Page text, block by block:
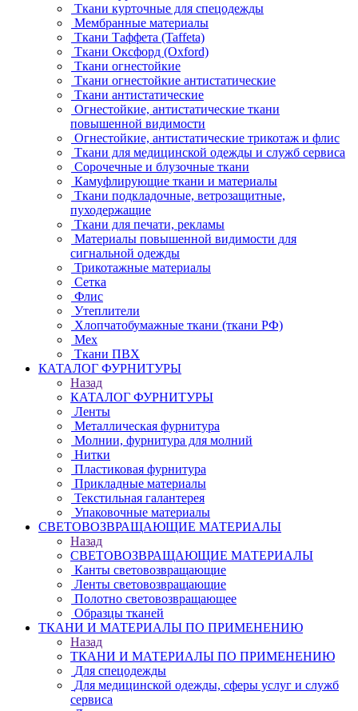
Ткани курточные для спецодежды
Мембранные материалы
Ткани Таффета (Taffeta)
Ткани Оксфорд (Oxford)
Ткани огнестойкие
Ткани огнестойкие антистатические
Ткани антистатические
Огнестойкие, антистатические ткани
повышенной видимости
Огнестойкие, антистатические трикотаж и флис
Ткани для медицинской одежды и служб сервиса
Сорочечные и блузочные ткани
Камуфлирующие ткани и материалы
Ткани подкладочные, ветрозащитные,
пуходержащие
Ткани для печати, рекламы
Материалы повышенной видимости для
сигнальной одежды
Трикотажные материалы
Сетка
Флис
Утеплители
Хлопчатобумажные ткани (ткани РФ)
Мех
Ткани ПВХ
КАТАЛОГ ФУРНИТУРЫ
Назад
КАТАЛОГ ФУРНИТУРЫ
Ленты
Металлическая фурнитура
Молнии, фурнитура для молний
Нитки
Пластиковая фурнитура
Прикладные материалы
Текстильная галантерея
Упаковочные материалы
СВЕТОВОЗВРАЩАЮЩИЕ МАТЕРИАЛЫ
Назад
СВЕТОВОЗВРАЩАЮЩИЕ МАТЕРИАЛЫ
Канты световозвращающие
Ленты световозвращающие
Полотно световозвращающее
Образцы тканей
ТКАНИ И МАТЕРИАЛЫ ПО ПРИМЕНЕНИЮ
Назад
ТКАНИ И МАТЕРИАЛЫ ПО ПРИМЕНЕНИЮ
Для спецодежды
Для медицинской одежды, сферы услуг и служб
сервиса